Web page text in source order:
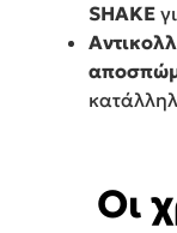
SHAKE
Οι